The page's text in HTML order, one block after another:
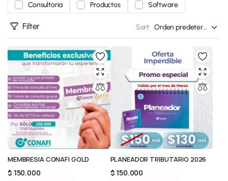
Consultoria Productos Software
Filter Sort:
MEMBRESIA CONAFI GOLD
$ 150.000
PLANEADOR TRIBUTARIO 2026
$ 150.000